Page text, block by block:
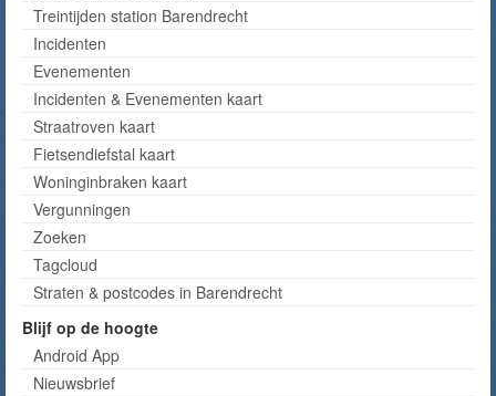
Treintijden station Barendrecht
Incidenten
Evenementen
Incidenten & Evenementen kaart
Straatroven kaart
Fietsendiefstal kaart
Woninginbraken kaart
Vergunningen
Zoeken
Tagcloud
Straten & postcodes in Barendrecht
Blijf op de hoogte
Android App
Nieuwsbrief